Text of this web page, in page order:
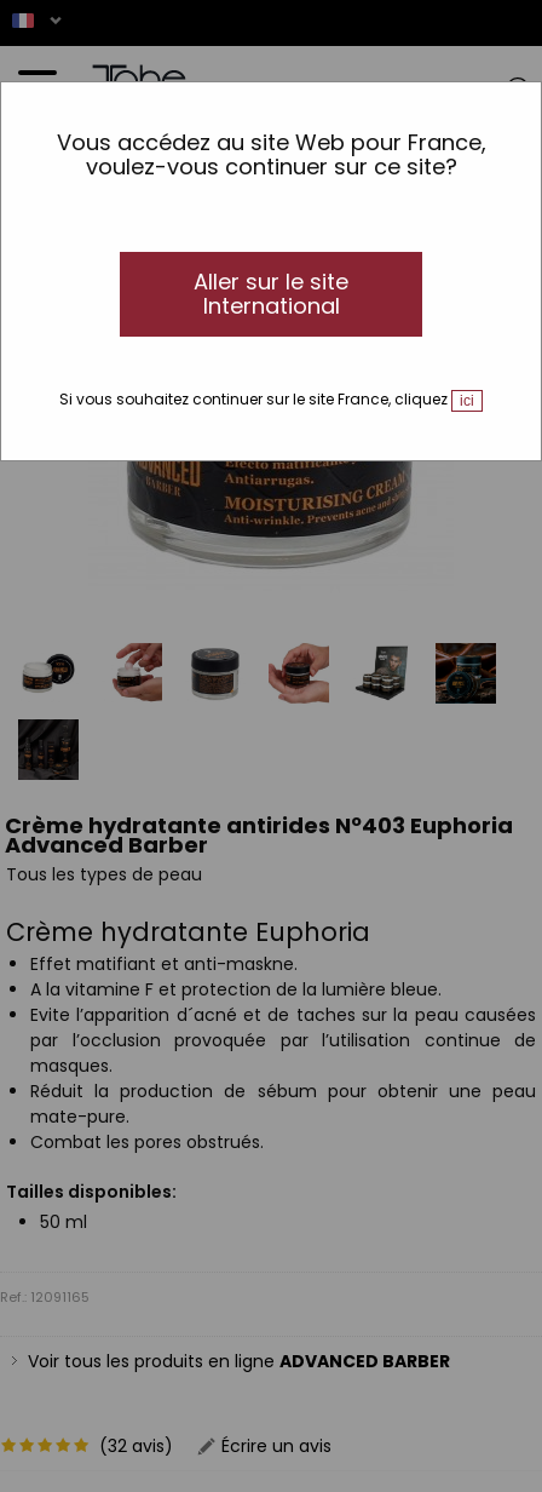
Vous accédez au site Web pour France,
voulez-vous continuer sur ce site?
Aller sur le site
International
Si vous souhaitez continuer sur le site France, cliquez ici
>Homme >Barba y Bigote >Soin >Crème hydratante antirides Nº403
Crème hydratante antirides Nº403 Euphoria
Advanced Barber
Tous les types de peau
Crème hydratante Euphoria
Effet matifiant et anti-maskne.
A la vitamine F et protection de la lumière bleue.
Evite l’apparition d´acné et de taches sur la peau causées
par l’occlusion provoquée par l’utilisation continue de
masques.
Réduit la production de sébum pour obtenir une peau
mate-pure.
Combat les pores obstrués.
Tailles disponibles:
50 ml
Ref.: 12091165
Voir tous les produits en ligne ADVANCED BARBER
(32 avis) Écrire un avis